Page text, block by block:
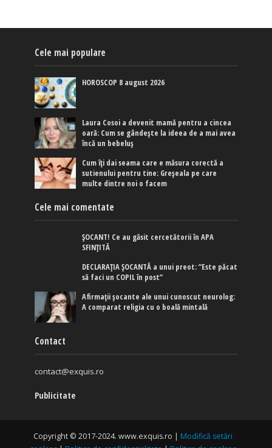
Cele mai populare
HOROSCOP 8 august 2026
Laura Cosoi a devenit mamă pentru a cincea
oară: Cum se gândește la ideea de a mai avea
încă un bebeluș
Cum îți dai seama care e măsura corectă a
sutienului pentru tine: Greșeala pe care
multe dintre noi o facem
Cele mai comentate
ȘOCANT! Ce au găsit cercetătorii în APA
SFINȚITĂ
DECLARAȚIA ȘOCANTĂ a unui preot: ”Este păcat
să faci un COPIL în post”
Afirmaţii şocante ale unui cunoscut neurolog:
A comparat religia cu o boală mintală
Contact
contact@exquis.ro
Publicitate
Copyright © 2017-2024. www.exquis.ro | Modifică setări